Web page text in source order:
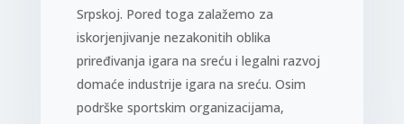
Srpskoj. Pored toga zalažemo za
iskorjenjivanje nezakonitih oblika
priređivanja igara na sreću i legalni razvoj
domaće industrije igara na sreću. Osim
podrške sportskim organizacijama,